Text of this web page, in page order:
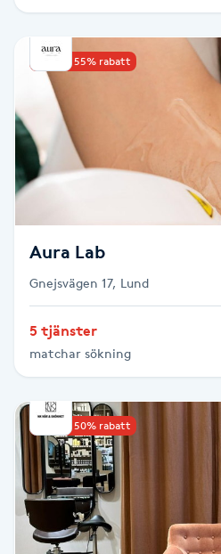
Picolaser
Piercing
Pigmentbehandling
Pigmentfläckar
Powder brows
Power Yoga
PRX-T33
Psoriasis
Upp till 55% rabatt
Aura Lab
Gnejsvägen 17, Lund
5 tjänster
matchar sökning
Upp till 50% rabatt